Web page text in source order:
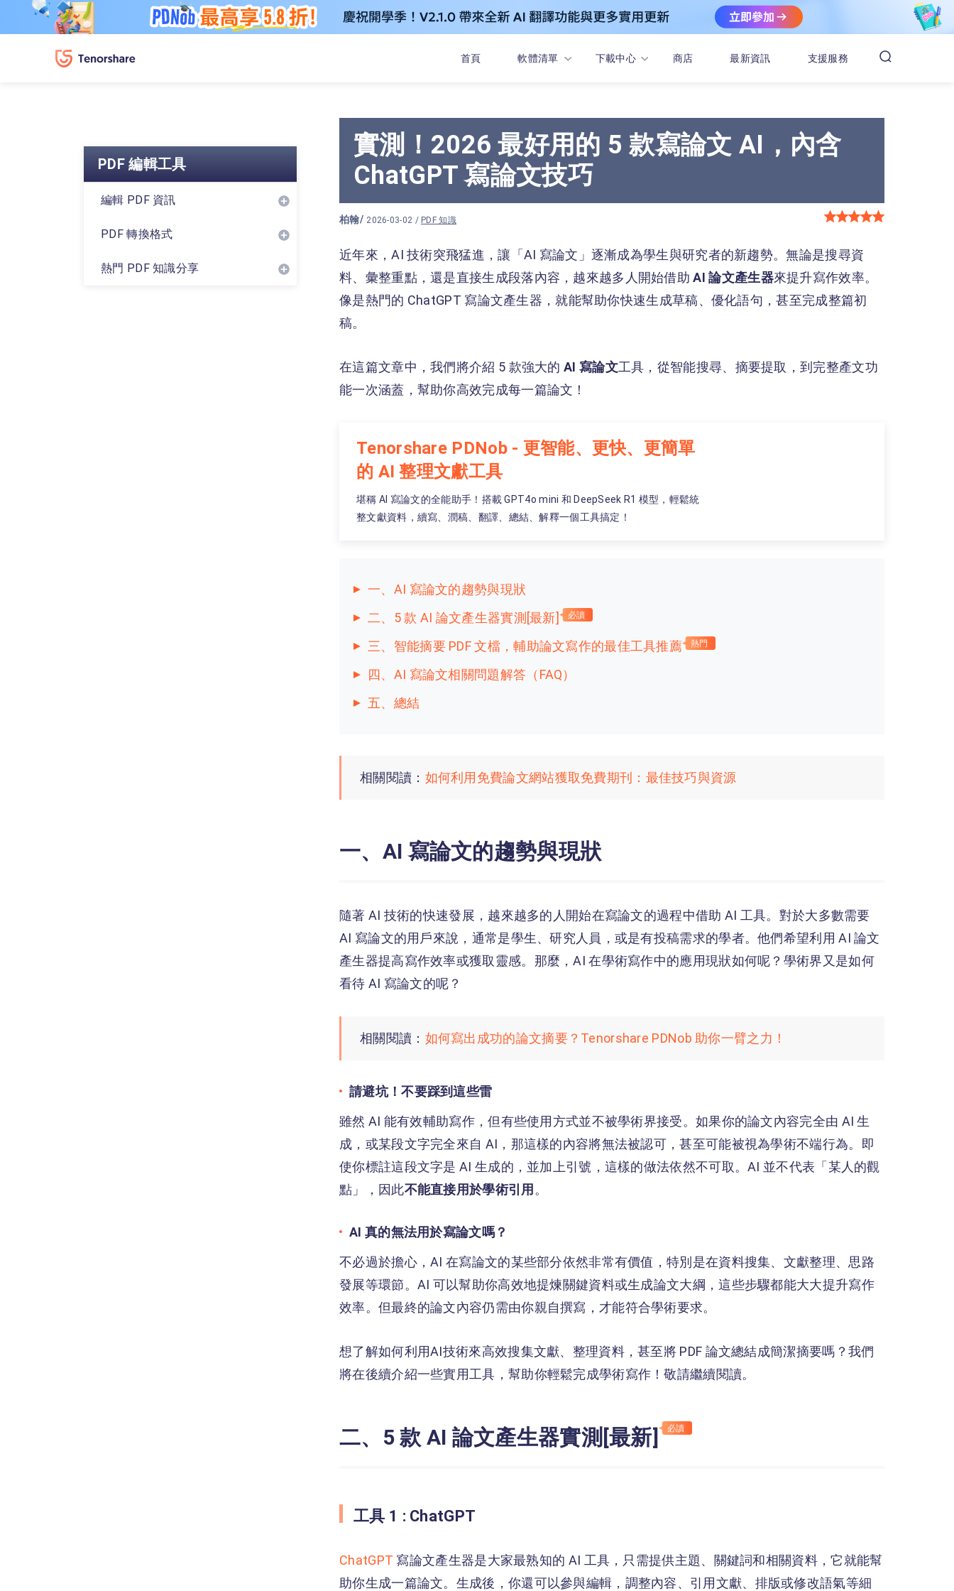
首頁 軟體清單 下載中心 商店 最新資訊 支援服務
PDF 編輯工具
編輯 PDF 資訊
PDF 轉換格式
熱門 PDF 知識分享
實測！2026 最好用的 5 款寫論文 AI，內含
ChatGPT 寫論文技巧
柏翰/ 2026-03-02 / PDF 知識
近年來，AI 技術突飛猛進，讓「AI 寫論文」逐漸成為學生與研究者的新趨勢。無論是搜尋資
料、彙整重點，還是直接生成段落內容，越來越多人開始借助 AI 論文產生器來提升寫作效率。
像是熱門的 ChatGPT 寫論文產生器，就能幫助你快速生成草稿、優化語句，甚至完成整篇初
稿。
在這篇文章中，我們將介紹 5 款強大的 AI 寫論文工具，從智能搜尋、摘要提取，到完整產文功
能一次涵蓋，幫助你高效完成每一篇論文！
Tenorshare PDNob - 更智能、更快、更簡單
的 AI 整理文獻工具
堪稱 AI 寫論文的全能助手！搭載 GPT4o mini 和 DeepSeek R1 模型，輕鬆統
整文獻資料，續寫、潤稿、翻譯、總結、解釋一個工具搞定！
一、AI 寫論文的趨勢與現狀
二、5 款 AI 論文產生器實測[最新]
必讀
三、智能摘要 PDF 文檔，輔助論文寫作的最佳工具推薦 熱門
四、AI 寫論文相關問題解答（FAQ）
五、總結
相關閱讀： 如何利用免費論文網站獲取免費期刊：最佳技巧與資源
一、AI 寫論文的趨勢與現狀
隨著 AI 技術的快速發展，越來越多的人開始在寫論文的過程中借助 AI 工具。對於大多數需要
AI 寫論文的用戶來說，通常是學生、研究人員，或是有投稿需求的學者。他們希望利用 AI 論文
產生器提高寫作效率或獲取靈感。那麼，AI 在學術寫作中的應用現狀如何呢？學術界又是如何
看待 AI 寫論文的呢？
相關閱讀： 如何寫出成功的論文摘要？Tenorshare PDNob 助你一臂之力！
請避坑！不要踩到這些雷
雖然 AI 能有效輔助寫作，但有些使用方式並不被學術界接受。如果你的論文內容完全由 AI 生
成，或某段文字完全來自 AI，那這樣的內容將無法被認可，甚至可能被視為學術不端行為。即
使你標註這段文字是 AI 生成的，並加上引號，這樣的做法依然不可取。AI 並不代表「某人的觀
點」，因此不能直接用於學術引用 。
AI 真的無法用於寫論文嗎？
不必過於擔心，AI 在寫論文的某些部分依然非常有價值，特別是在資料搜集、文獻整理、思路
發展等環節。AI 可以幫助你高效地提煉關鍵資料或生成論文大綱，這些步驟都能大大提升寫作
效率。但最終的論文內容仍需由你親自撰寫，才能符合學術要求。
想了解如何利用AI技術來高效搜集文獻、整理資料，甚至將 PDF 論文總結成簡潔摘要嗎？我們
將在後續介紹一些實用工具，幫助你輕鬆完成學術寫作！敬請繼續閱讀。
二、5 款 AI 論文產生器實測[最新] 必讀
工具 1 : ChatGPT
ChatGPT 寫論文產生器是大家最熟知的 AI 工具，只需提供主題、關鍵詞和相關資料，它就能幫
助你生成一篇論文。生成後，你還可以參與編輯，調整內容、引用文獻、排版或修改語氣等細